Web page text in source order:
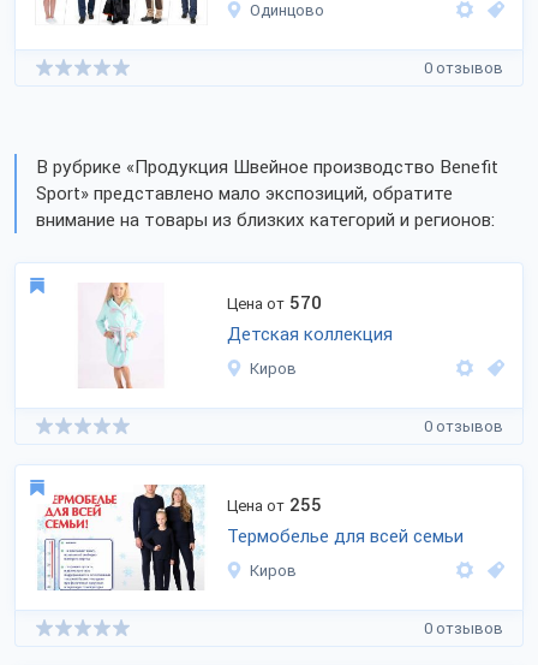
Одинцово
0 отзывов
В рубрике «Продукция Швейное производство Benefit
Sport» представлено мало экспозиций, обратите
внимание на товары из близких категорий и регионов:
Цена от 570
Детская коллекция
Киров
0 отзывов
Цена от 255
Термобелье для всей семьи
Киров
0 отзывов